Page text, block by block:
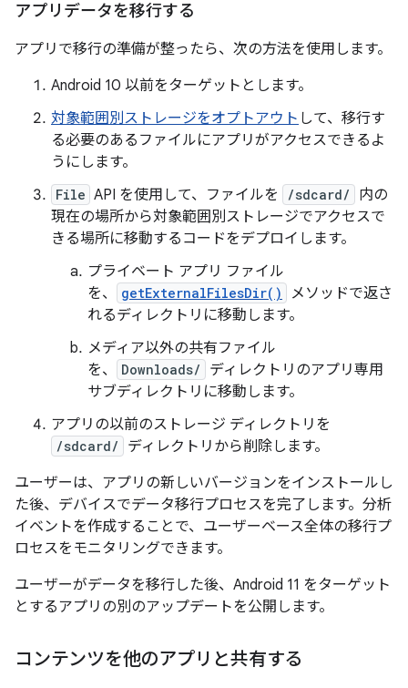
アプリデータを移行する
アプリで移行の準備が整ったら、次の方法を使用します。
Android 10 以前をターゲットとします。
対象範囲別ストレージをオプトアウト して、移行す
る必要のあるファイルにアプリがアクセスできるよ
うにします。
File API を使用して、ファイルを /sdcard/
内の
現在の場所から対象範囲別ストレージでアクセスで
きる場所に移動するコードをデプロイします。
プライベート アプリ ファイル
を、
getExternalFilesDir()
メソッドで返さ
れるディレクトリに移動します。
メディア以外の共有ファイル
を、
Downloads/
ディレクトリのアプリ専用
サブディレクトリに移動します。
アプリの以前のストレージ ディレクトリを
/sdcard/
ディレクトリから削除します。
ユーザーは、アプリの新しいバージョンをインストールし
た後、デバイスでデータ移行プロセスを完了します。分析
イベントを作成することで、ユーザーベース全体の移行プ
ロセスをモニタリングできます。
ユーザーがデータを移行した後、Android 11 をターゲット
とするアプリの別のアップデートを公開します。
コンテンツを他のアプリと共有する